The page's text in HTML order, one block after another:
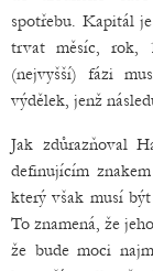
spotřebu. Kapitál
trvat měsíc, rok,
(nejvyšší) fázi
výdělek, jenž
Jak zdůrazňoval
definujícím
který však musí
To znamená, že
že bude moci